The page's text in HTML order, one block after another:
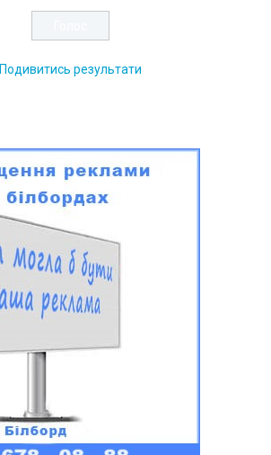
Подивитись результати